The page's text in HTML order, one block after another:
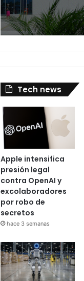
Tech news
Apple intensifica
presión legal
contra OpenAI y
excolaboradores
por robo de
secretos
hace 3 semanas